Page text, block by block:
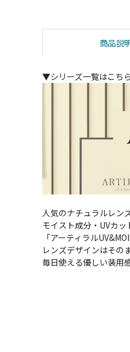
商品説
▼シリーズ一覧はこち
人気のナチュラルレン
モイスト成分・UVカッ
「アーティラル
レンズデザインはその
毎日使える優しい装用